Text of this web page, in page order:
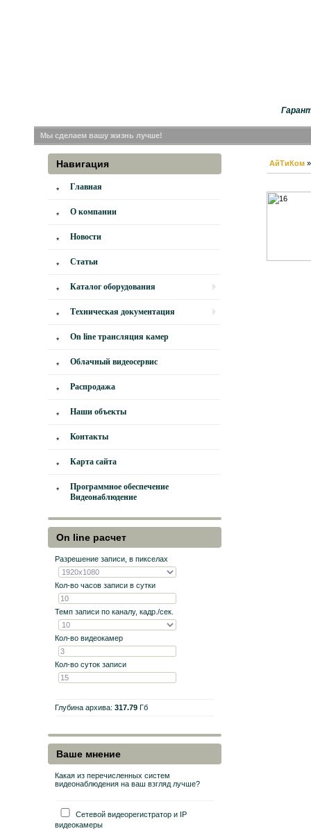
Мы сделаем вашу жизнь лучше!
Навигация
Главная
О компании
Новости
Статьи
Каталог оборудования
Техническая документация
On line трансляция камер
Облачный видеосервис
Распродажа
Наши объекты
Контакты
Карта сайта
Программное обеспечение
Видеонаблюдение
On line расчет
Разрешение записи, в пикселах
Кол-во часов записи в сутки
Темп записи по каналу, кадр./сек.
Кол-во видеокамер
Кол-во суток записи
Глубина архива: 317.79 Гб
Ваше мнение
Какая из перечисленных систем
видеонаблюдения на ваш взгляд лучше?
Сетевой видеорегистратор и IP
видеокамеры
АйТиКом